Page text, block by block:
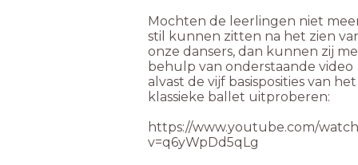
Mochten de leerlingen niet
stil kunnen zitten na het zien
onze dansers, dan kunnen zij
behulp van onderstaande video
alvast de vijf basisposities van het
klassieke ballet uitproberen:
https://www.youtube.com/
v=q6yWpDd5qLg